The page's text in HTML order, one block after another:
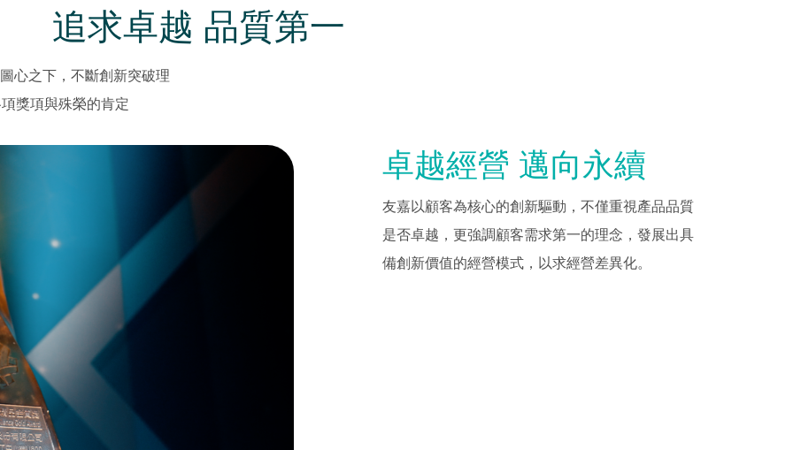
追求卓越 品質第一
心之下，不斷創新突破理
獎項與殊榮的肯定
卓越經營 邁向永續
友嘉以顧客為核心的創新驅動，不僅重視產品品質
是否卓越，更強調顧客需求第一的理念，發展出具
備創新價值的經營模式，以求經營差異化。